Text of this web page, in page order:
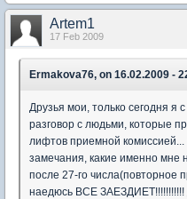
Artem1
17 Feb 2009
Ermakova76, on 16.02.2009 -
Друзья мои, только сегодня я
разговор с людьми, которые
лифтов приемной комиссией...
замечания, какие именно мне
после 27-го числа(повторное
наедюсь ВСЕ ЗАЕЗДИЕТ!!!!!!!!!!!